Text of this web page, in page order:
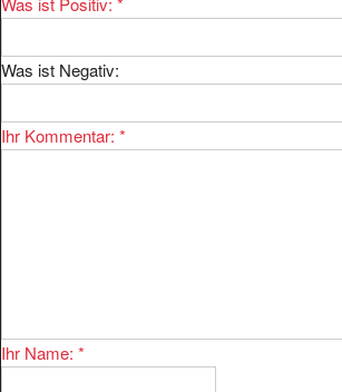
Was ist Negativ:
Ihr Kommentar: *
Ihr Name: *